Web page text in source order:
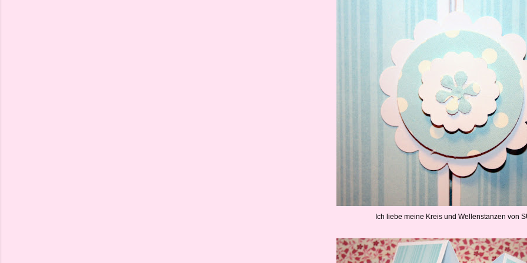
Ich liebe meine Kreis und Wellenstanzen von